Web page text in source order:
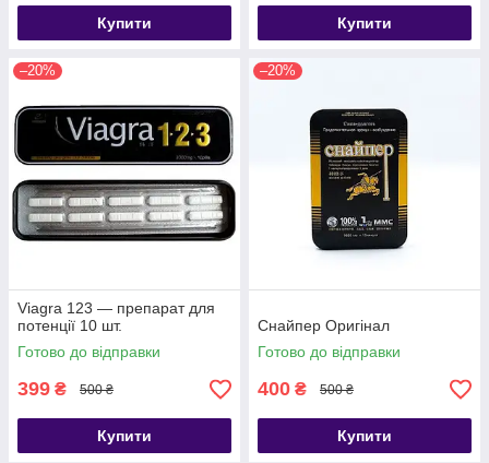
Купити Купити
–20%
Viagra 123 — препарат для
потенції 10 шт.
Готово до відправки
399 ₴ 500 ₴
Купити
–20%
Снайпер Оригінал
Готово до відправки
400 ₴ 500 ₴
Купити